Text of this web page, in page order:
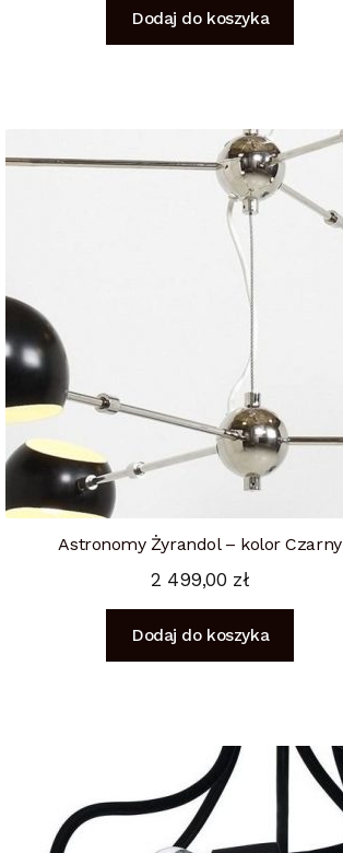
Dodaj do koszyka
Astronomy Żyrandol – kolor Czarny
2 499,00 zł
Dodaj do koszyka